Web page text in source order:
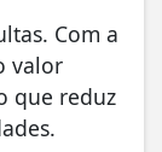
Com a
valor
que reduz